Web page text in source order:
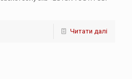
Читати далі